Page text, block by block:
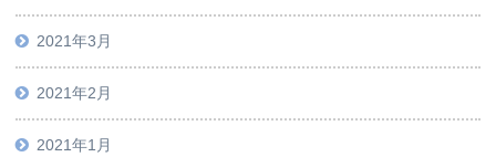
2021年3月
2021年2月
2021年1月